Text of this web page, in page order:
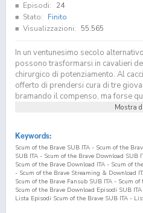
Episodi:
24
Stato:
Finito
Visualizzazioni:
55.565
In un ventunesimo secolo
possono trasformarsi in cavalieri
chirurgico di potenziamento. Al
offerto di prendersi cura di tre
bramando il compenso, ma forse
Mostra
Keywords:
Scum of the Brave SUB ITA - Scum of the
SUB ITA - Scum of the Brave Download SUB
Scum of the Brave Download ITA - Scum of
- Scum of the Brave Streaming & Download
Scum of the Brave Fansub SUB ITA - Scum
Scum of the Brave Download Episodi SUB
Lista Episodi Scum of the Brave SUB ITA -